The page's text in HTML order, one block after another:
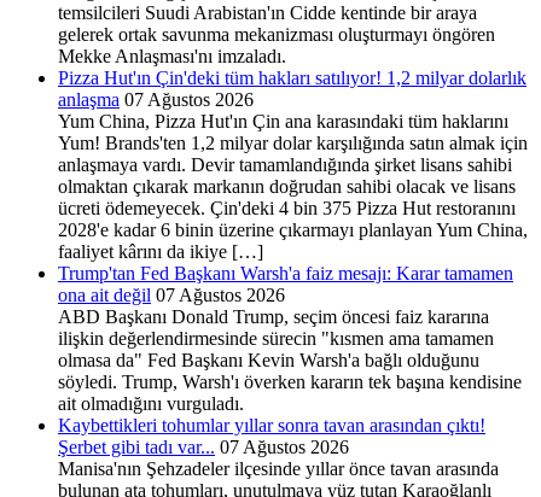
temsilcileri Suudi Arabistan'ın Cidde kentinde bir araya
gelerek ortak savunma mekanizması oluşturmayı öngören
Mekke Anlaşması'nı imzaladı.
Pizza Hut'ın Çin'deki tüm hakları satılıyor! 1,2 milyar dolarlık
anlaşma 07 Ağustos 2026
Yum China, Pizza Hut'ın Çin ana karasındaki tüm haklarını
Yum! Brands'ten 1,2 milyar dolar karşılığında satın almak için
anlaşmaya vardı. Devir tamamlandığında şirket lisans sahibi
olmaktan çıkarak markanın doğrudan sahibi olacak ve lisans
ücreti ödemeyecek. Çin'deki 4 bin 375 Pizza Hut restoranını
2028'e kadar 6 binin üzerine çıkarmayı planlayan Yum China,
faaliyet kârını da ikiye […]
Trump'tan Fed Başkanı Warsh'a faiz mesajı: Karar tamamen
ona ait değil 07 Ağustos 2026
ABD Başkanı Donald Trump, seçim öncesi faiz kararına
ilişkin değerlendirmesinde sürecin "kısmen ama tamamen
olmasa da" Fed Başkanı Kevin Warsh'a bağlı olduğunu
söyledi. Trump, Warsh'ı överken kararın tek başına kendisine
ait olmadığını vurguladı.
Kaybettikleri tohumlar yıllar sonra tavan arasından çıktı!
Şerbet gibi tadı var... 07 Ağustos 2026
Manisa'nın Şehzadeler ilçesinde yıllar önce tavan arasında
bulunan ata tohumları, unutulmaya yüz tutan Karaoğlanlı